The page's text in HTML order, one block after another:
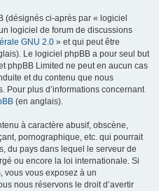
(désignés ci-après par « logiciel
logiciel de forum de discussions
GNU 2.0 » et qui peut être
Le logiciel phpBB a pour seul but
phpBB Limited ne peut en aucun cas
et du contenu que nous
Pour plus d’informations concernant
(en anglais).
à caractère abusif, obscène,
pornographique, etc. qui pourrait
du pays dans lequel le serveur de
ou encore la loi internationale. Si
vous vous exposez à un
nous réservons le droit d’avertir